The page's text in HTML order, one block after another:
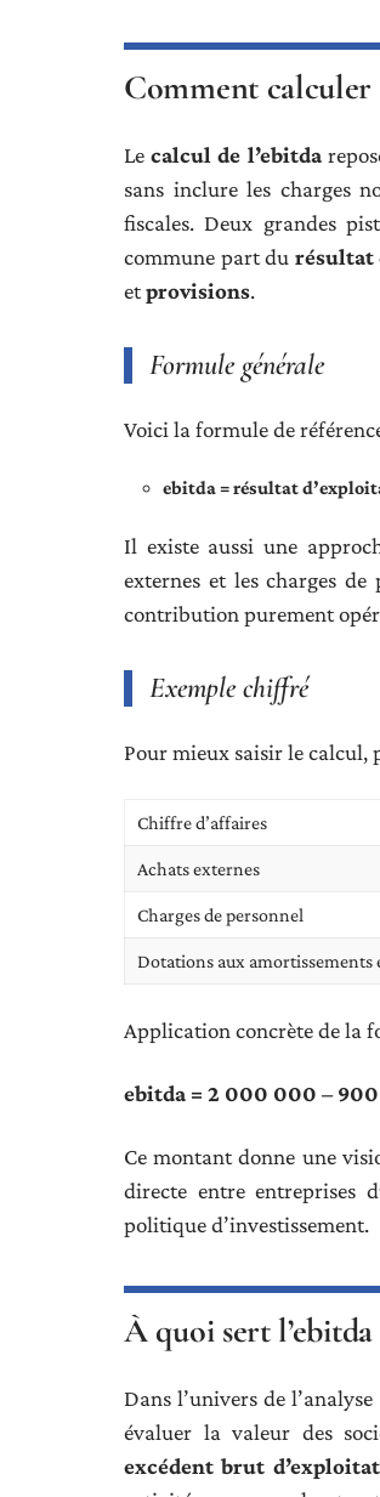
Comment calculer
Lecalcul de l’ebitda
sans inclure les charges
fiscales. Deux grandes
commune part du résultat
etprovisions.
Formule générale
Voici la formule de
ebitda = résultat
Il existe aussi une
externes et les charges
contribution purement
Exemple chiffré
Pour mieux saisir le calcul,
Chiffre d’affaires
Achats externes
Charges de personnel
Dotations aux amortissements
Application concrète de la
ebitda = 2 000 000 –
Ce montant donne une
directe entre entreprises
politique d’investissement.
À quoi sert
Dans l’univers de
évaluer la valeur des
excédent brut